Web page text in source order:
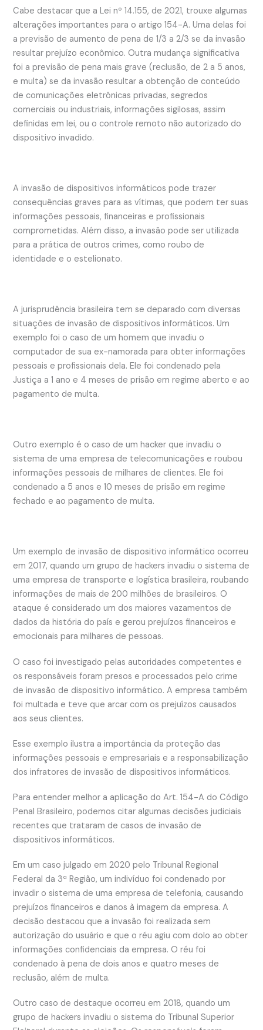
Cabe destacar que a Lei nº 14.155, de 2021, trouxe algumas
alterações importantes para o artigo 154-A. Uma delas foi
a previsão de aumento de pena de 1/3 a 2/3 se da invasão
resultar prejuízo econômico. Outra mudança significativa
foi a previsão de pena mais grave (reclusão, de 2 a 5 anos,
e multa) se da invasão resultar a obtenção de conteúdo
de comunicações eletrônicas privadas, segredos
comerciais ou industriais, informações sigilosas, assim
definidas em lei, ou o controle remoto não autorizado do
dispositivo invadido.
A invasão de dispositivos informáticos pode trazer
consequências graves para as vítimas, que podem ter suas
informações pessoais, financeiras e profissionais
comprometidas. Além disso, a invasão pode ser utilizada
para a prática de outros crimes, como roubo de
identidade e o estelionato.
A jurisprudência brasileira tem se deparado com diversas
situações de invasão de dispositivos informáticos. Um
exemplo foi o caso de um homem que invadiu o
computador de sua ex-namorada para obter informações
pessoais e profissionais dela. Ele foi condenado pela
Justiça a 1 ano e 4 meses de prisão em regime aberto e ao
pagamento de multa.
Outro exemplo é o caso de um hacker que invadiu o
sistema de uma empresa de telecomunicações e roubou
informações pessoais de milhares de clientes. Ele foi
condenado a 5 anos e 10 meses de prisão em regime
fechado e ao pagamento de multa.
Um exemplo de invasão de dispositivo informático ocorreu
em 2017, quando um grupo de hackers invadiu o sistema de
uma empresa de transporte e logística brasileira, roubando
informações de mais de 200 milhões de brasileiros. O
ataque é considerado um dos maiores vazamentos de
dados da história do país e gerou prejuízos financeiros e
emocionais para milhares de pessoas.
O caso foi investigado pelas autoridades competentes e
os responsáveis foram presos e processados pelo crime
de invasão de dispositivo informático. A empresa também
foi multada e teve que arcar com os prejuízos causados
aos seus clientes.
Esse exemplo ilustra a importância da proteção das
informações pessoais e empresariais e a responsabilização
dos infratores de invasão de dispositivos informáticos.
Para entender melhor a aplicação do Art. 154-A do Código
Penal Brasileiro, podemos citar algumas decisões judiciais
recentes que trataram de casos de invasão de
dispositivos informáticos.
Em um caso julgado em 2020 pelo Tribunal Regional
Federal da 3ª Região, um indivíduo foi condenado por
invadir o sistema de uma empresa de telefonia, causando
prejuízos financeiros e danos à imagem da empresa. A
decisão destacou que a invasão foi realizada sem
autorização do usuário e que o réu agiu com dolo ao obter
informações confidenciais da empresa. O réu foi
condenado à pena de dois anos e quatro meses de
reclusão, além de multa.
Outro caso de destaque ocorreu em 2018, quando um
grupo de hackers invadiu o sistema do Tribunal Superior